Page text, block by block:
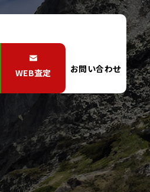
WEB査定 お問い合わせ